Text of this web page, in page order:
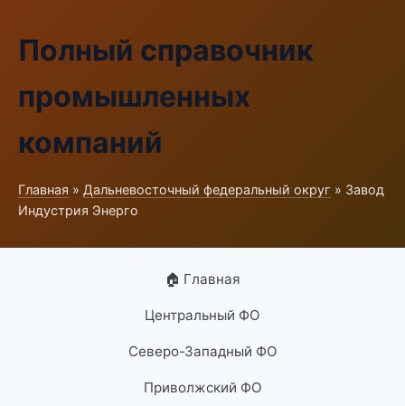
Полный справочник
промышленных
компаний
Главная » Дальневосточный федеральный округ » Завод
Индустрия Энерго
🏠 Главная
Центральный ФО
Северо-Западный ФО
Приволжский ФО